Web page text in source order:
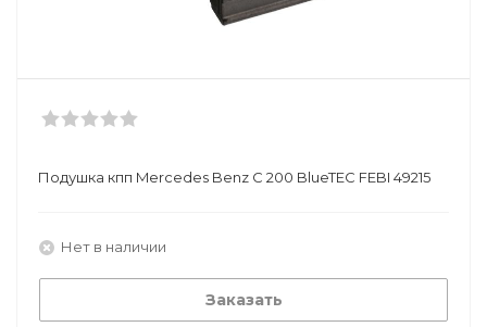
Подушкa кпп Mercedes Benz C 200 BlueTEC FEBI 49215
Нет в наличии
Заказать